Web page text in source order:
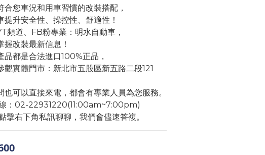
合您車況和用車習慣的改裝搭配，
提升安全性、操控性、舒適性！
頻道、FB粉專業：明水自動車，
握改裝最新信息！
品都是合法進口100%正品，
觀實體門市：新北市五股區新五路二段121
也可以直接來電，都會有專業人員為您服務。
：02-22931220(11:00am~7:00pm)
擊右下角私訊聊聊，我們會儘速答複。